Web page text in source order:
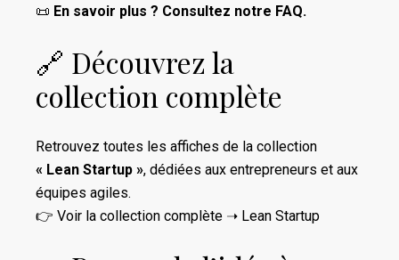
📜 En savoir plus ? Consultez notre FAQ.
🔗 Découvrez la
collection complète
Retrouvez toutes les affiches de la collection
« Lean Startup », dédiées aux entrepreneurs et aux
équipes agiles.
👉 Voir la collection complète ➝ Lean Startup